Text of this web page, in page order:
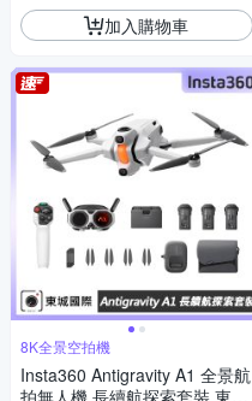
加入購物車
8K全景空拍機
Insta360 Antigravity A1 全景航